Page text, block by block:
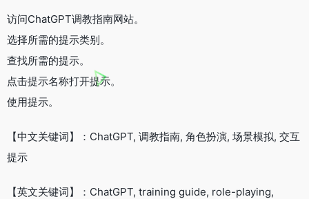
访问ChatGPT调教指南网站。
选择所需的提示类别。
查找所需的提示。
点击提示名称打开提示。
使用提示。
【中文关键词】：ChatGPT, 调教指南, 角色扮演, 场景模拟, 交互
提示
【英文关键词】：ChatGPT, training guide, role-playing,